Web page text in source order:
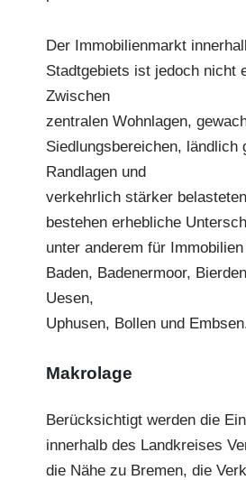
Der Immobilienmarkt
Stadtgebiets ist jedoch nicht
Zwischen
zentralen Wohnlagen,
Siedlungsbereichen, ländlich
Randlagen und
verkehrlich stärker
bestehen erhebliche
unter anderem für
Baden, Badenermoor,
Uesen,
Uphusen, Bollen und
Makrolage
Berücksichtigt werden die
innerhalb des Landkreises
die Nähe zu Bremen, die